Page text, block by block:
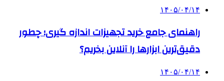
۱۴۰۵/۰۴/۱۴
راهنمای جامع خرید تجهیزات اندازه گیری؛ چطور
دقیق‌ترین ابزارها را آنلاین بخریم؟
۱۴۰۵/۰۴/۱۴